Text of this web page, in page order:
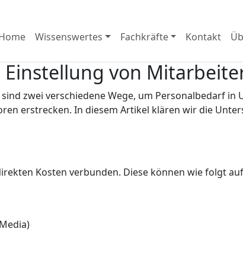
Wissenswertes Fachkräfte Kontakt
von
zwei verschiedene Wege, um Personalbedarf
erstrecken. In diesem Artikel klären wir die
Kosten verbunden. Diese können wie folgt